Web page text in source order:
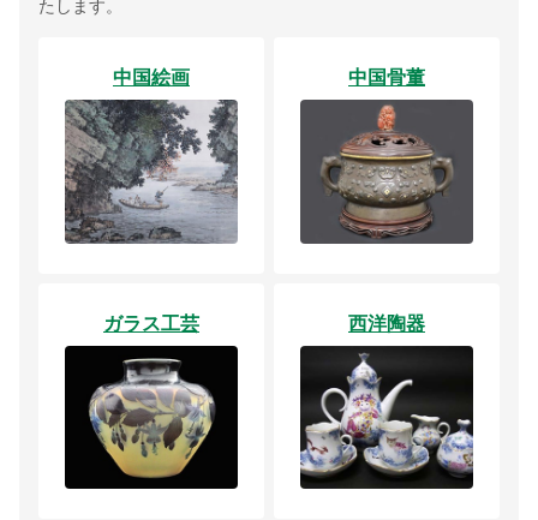
たします。
中国絵画 中国骨董
ガラス工芸 西洋陶器